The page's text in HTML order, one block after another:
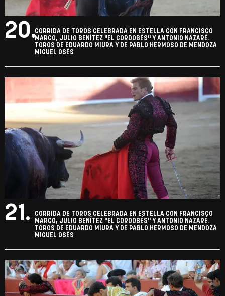
20.CORRIDA DE TOROS CELEBRADA EN ESTELLA CON FRANCISCO
MARCO, JULIO BENÍTEZ "EL CORDOBÉS" Y ANTONIO NAZARÉ.
TOROS DE EDUARDO MIURA Y DE PABLO HERMOSO DE MENDOZA
MIGUEL OSÉS
21.
CORRIDA DE TOROS CELEBRADA EN ESTELLA CON FRANCISCO
MARCO, JULIO BENÍTEZ "EL CORDOBÉS" Y ANTONIO NAZARÉ.
TOROS DE EDUARDO MIURA Y DE PABLO HERMOSO DE MENDOZA
MIGUEL OSÉS